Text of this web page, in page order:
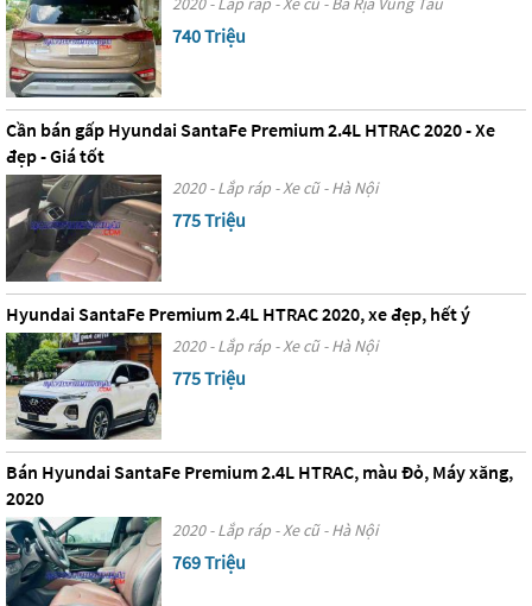
740 Triệu
Cần bán gấp Hyundai SantaFe Premium 2.4L HTRAC 2020 - Xe
đẹp - Giá tốt
2020 - Lắp ráp - Xe cũ - Hà Nội
775 Triệu
Hyundai SantaFe Premium 2.4L HTRAC 2020, xe đẹp, hết ý
2020 - Lắp ráp - Xe cũ - Hà Nội
775 Triệu
Bán Hyundai SantaFe Premium 2.4L HTRAC, màu Đỏ, Máy xăng,
2020
2020 - Lắp ráp - Xe cũ - Hà Nội
769 Triệu